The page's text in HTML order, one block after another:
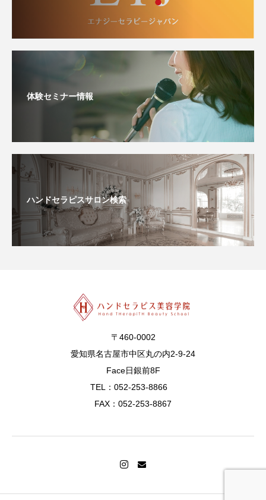
体験セミナー情報
ハンドセラピスサロン検索
〒460-0002
愛知県名古屋市中区丸の内2-9-24
Face日銀前8F
TEL：052-253-8866
FAX：052-253-8867